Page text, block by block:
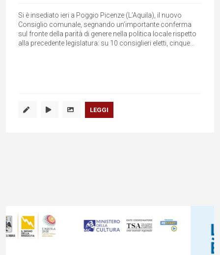
Si è insediato ieri a Poggio Picenze (L’Aquila), il nuovo
Consiglio comunale, segnando un’importante conferma
sul fronte della parità di genere nella politica locale rispetto
alla precedente legislatura: su 10 consiglieri eletti, cinque...
LEGGI